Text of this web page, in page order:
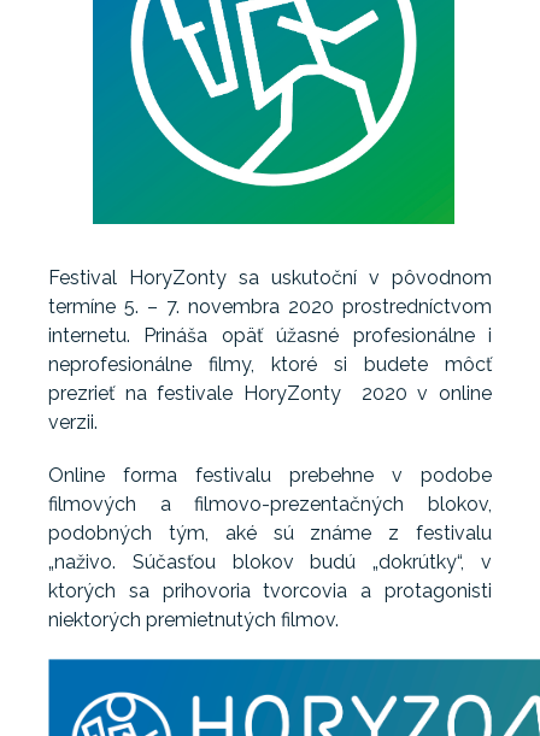
Festival HoryZonty sa uskutoční v pôvodnom
termíne 5. – 7. novembra 2020 prostredníctvom
internetu. Prináša opäť úžasné profesionálne i
neprofesionálne filmy, ktoré si budete môcť
prezrieť na festivale HoryZonty 2020 v online
verzii.
Online forma festivalu prebehne v podobe
filmových a filmovo-prezentačných blokov,
podobných tým, aké sú známe z festivalu
„naživo. Súčasťou blokov budú „dokrútky“, v
ktorých sa prihovoria tvorcovia a protagonisti
niektorých premietnutých filmov.